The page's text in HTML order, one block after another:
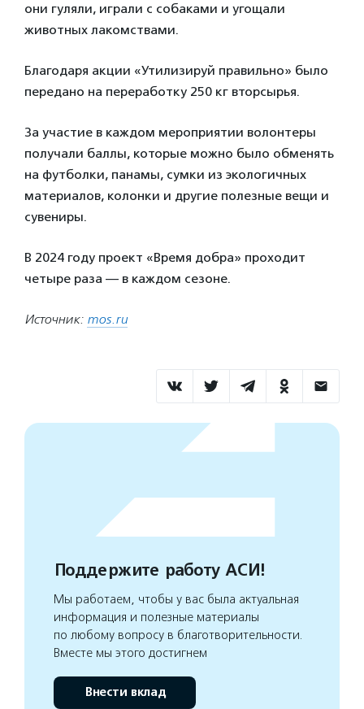
они гуляли, играли с собаками и угощали
животных лакомствами.
Благодаря акции «Утилизируй правильно» было
передано на переработку 250 кг вторсырья.
За участие в каждом мероприятии волонтеры
получали баллы, которые можно было обменять
на футболки, панамы, сумки из экологичных
материалов, колонки и другие полезные вещи и
сувениры.
В 2024 году проект «Время добра» проходит
четыре раза — в каждом сезоне.
Источник: mos.ru
Поддержите работу АСИ!
Мы работаем, чтобы у вас была актуальная
информация и полезные материалы
по любому вопросу в благотворительности.
Вместе мы этого достигнем
Внести вклад